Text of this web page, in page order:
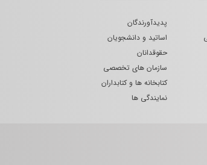
پدیدآورندگان
اساتید و دانشجویان
حقوقدانان
سازمان های تخصصی
کتابخانه ها و کتابداران
نمایندگی ها